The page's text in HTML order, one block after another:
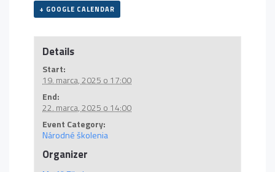
+ GOOGLE CALENDAR
Details
Start:
19. marca, 2025 o 17:00
End:
22. marca, 2025 o 14:00
Event Category:
Národné školenia
Organizer